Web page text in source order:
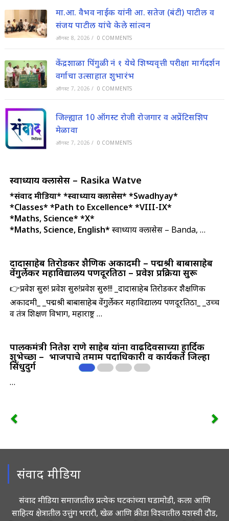
मा.आ. वैभव नाईक यांनी आ. सतेज (बंटी) पाटील व
संजय पाटील यांचे केले सांत्वन
ऑगस्ट 8, 2026 / 0 COMMENTS
केंद्रशाळा पिंगुळी नं १ येथे शिष्यवृत्ती परीक्षा मार्गदर्शन
वर्गाचा उत्साहात शुभारंभ
ऑगस्ट 7, 2026 / 0 COMMENTS
जिल्ह्यात 10 ऑगस्ट रोजी रोजगार व अप्रेंटिसशिप
मेळावा
ऑगस्ट 7, 2026 / 0 COMMENTS
स्वाध्याय क्लासेस – Rasika Watve
*संवाद मीडिया**स्वाध्याय क्लासेस**Swadhyay*
*Classes**Path to Excellence**VIII-IX*
*Maths, Science**X*
*Maths, Science, English*स्वाध्याय क्लासेस – Banda, …
दादासाहेब तिरोडकर शैक्षणिक अकादमी – पद्मश्री बाबासाहेब
वेंगुर्लेकर महाविद्यालय पणदूरतिठा – प्रवेश प्रक्रिया सुरू
👉प्रवेश सुरु! प्रवेश सुरु!प्रवेश सुरु!!! _दादासाहेब तिरोडकर शैक्षणिक
अकादमी_ _पद्मश्री बाबासाहेब वेंगुर्लेकर महाविद्यालय पणदूरतिठा_ _उच्च
व तंत्र शिक्षण विभाग, महाराष्ट्र …
पालकमंत्री नितेश राणे साहेब यांना वाढदिवसाच्या हार्दिक
शुभेच्छा – ‌ भाजपाचे तमाम पदाधिकारी व कार्यकर्ते जिल्हा
सिंधुदुर्ग
…
संवाद मीडिया
संवाद मीडिया समाजातील प्रत्येक घटकांच्या घडामोडी, कला आणि
साहित्य क्षेत्रातील उत्तुंग भरारी, खेळ आणि क्रीडा विश्वातील यशस्वी दौड,